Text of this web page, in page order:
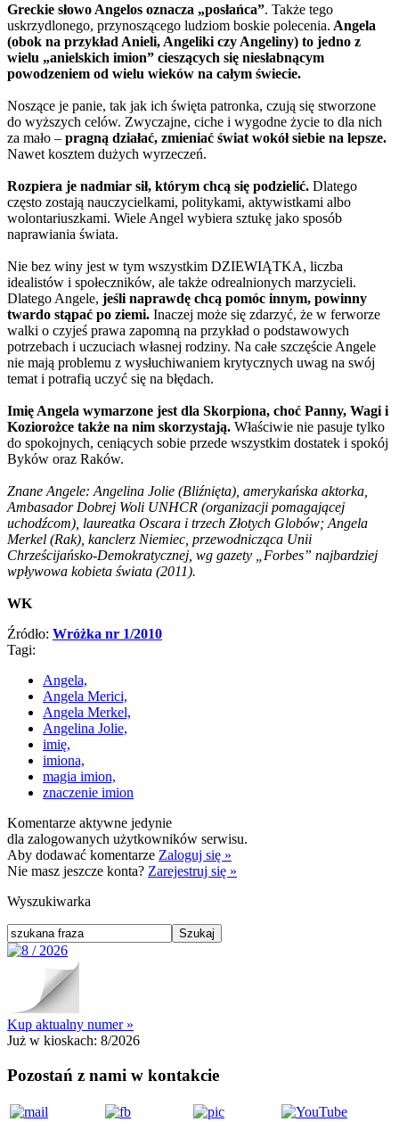
Greckie słowo Angelos oznacza „posłańca”. Także tego
uskrzydlonego, przynoszącego ludziom boskie polecenia. Angela
(obok na przykład Anieli, Angeliki czy Angeliny) to jedno z
wielu „anielskich imion” cieszących się niesłabnącym
powodzeniem od wielu wieków na całym świecie.
Noszące je panie, tak jak ich święta patronka, czują się stworzone
do wyższych celów. Zwyczajne, ciche i wygodne życie to dla nich
za mało – pragną działać, zmieniać świat wokół siebie na lepsze.
Nawet kosztem dużych wyrzeczeń.
Rozpiera je nadmiar sił, którym chcą się podzielić. Dlatego
często zostają nauczycielkami, politykami, aktywistkami albo
wolontariuszkami. Wiele Angel wybiera sztukę jako sposób
naprawiania świata.
Nie bez winy jest w tym wszystkim DZIEWIĄTKA, liczba
idealistów i społeczników, ale także odrealnionych marzycieli.
Dlatego Angele, jeśli naprawdę chcą pomóc innym, powinny
twardo stąpać po ziemi. Inaczej może się zdarzyć, że w ferworze
walki o czyjeś prawa zapomną na przykład o podstawowych
potrzebach i uczuciach własnej rodziny. Na całe szczęście Angele
nie mają problemu z wysłuchiwaniem krytycznych uwag na swój
temat i potrafią uczyć się na błędach.
Imię Angela wymarzone jest dla Skorpiona, choć Panny, Wagi i
Koziorożce także na nim skorzystają. Właściwie nie pasuje tylko
do spokojnych, ceniących sobie przede wszystkim dostatek i spokój
Byków oraz Raków.
Znane Angele: Angelina Jolie (Bliźnięta), amerykańska aktorka,
Ambasador Dobrej Woli UNHCR (organizacji pomagającej
uchodźcom), laureatka Oscara i trzech Złotych Globów; Angela
Merkel (Rak), kanclerz Niemiec, przewodnicząca Unii
Chrześcijańsko-Demokratycznej, wg gazety „Forbes” najbardziej
wpływowa kobieta świata (2011).
WK
Źródło: Wróżka nr 1/2010
Tagi:
Angela,
Angela Merici,
Angela Merkel,
Angelina Jolie,
imię,
imiona,
magia imion,
znaczenie imion
Komentarze aktywne jedynie
dla zalogowanych użytkowników serwisu.
Aby dodawać komentarze Zaloguj się »
Nie masz jeszcze konta? Zarejestruj się »
Wyszukiwarka
Kup aktualny numer »
Już w kioskach: 8/2026
Pozostań z nami w kontakcie